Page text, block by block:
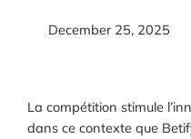
December 25, 2025
La compétition stimule
dans ce contexte que